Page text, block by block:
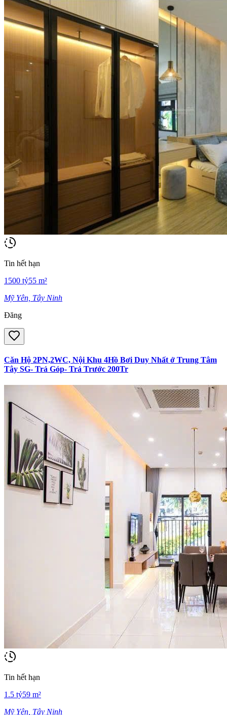
Tin hết hạn
1500 tỷ55 m²
Mỹ Yên, Tây Ninh
Đăng
Căn Hộ 2PN,2WC, Nội Khu 4Hồ Bơi Duy Nhất ở Trung Tâm
Tây SG- Trả Góp- Trả Trước 200Tr
Tin hết hạn
1.5 tỷ59 m²
Mỹ Yên, Tây Ninh